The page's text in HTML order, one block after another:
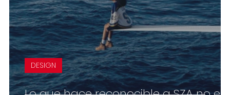
DESIGN